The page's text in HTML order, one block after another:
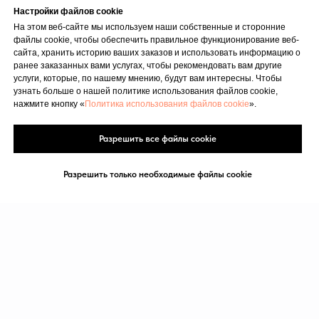
Настройки файлов cookie
На этом веб-сайте мы используем наши собственные и сторонние
файлы cookie, чтобы обеспечить правильное функционирование веб-
сайта, хранить историю ваших заказов и использовать информацию о
ранее заказанных вами услугах, чтобы рекомендовать вам другие
услуги, которые, по нашему мнению, будут вам интересны. Чтобы
узнать больше о нашей политике использования файлов cookie,
нажмите кнопку « Политика использования файлов cookie».
Разрешить все файлы cookie
Разрешить только необходимые файлы cookie